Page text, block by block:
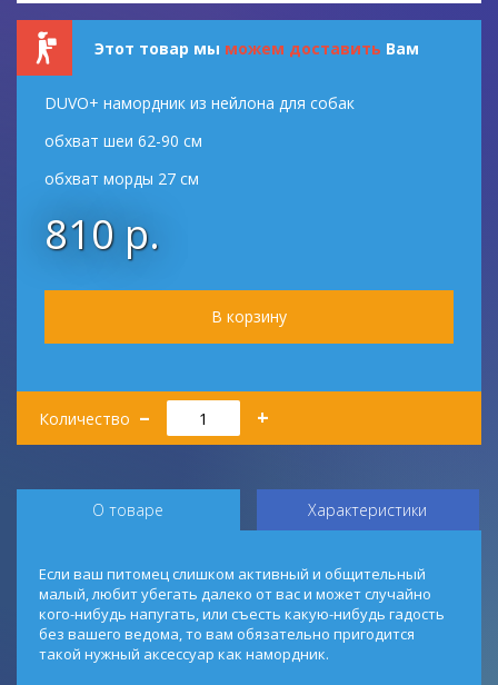
Этот товар мы можем доставить Вам
DUVO+ намордник из нейлона для собак
обхват шеи 62-90 см
обхват морды 27 см
810 р.
Количество
Количество
– +
О товаре Характеристики
Если ваш питомец слишком активный и общительный
малый, любит убегать далеко от вас и может случайно
кого-нибудь напугать, или съесть какую-нибудь гадость
без вашего ведома, то вам обязательно пригодится
такой нужный аксессуар как намордник.